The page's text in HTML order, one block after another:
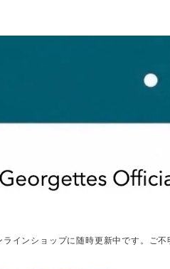
ラインショップに随時更新中です。ご